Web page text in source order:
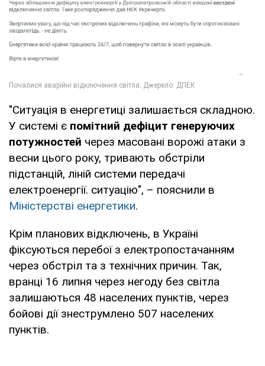
"Ситуація в енергетиці залишається складною.
У системі є помітний дефіцит генеруючих
потужностей через масовані ворожі атаки з
весни цього року, тривають обстріли
підстанцій, ліній системи передачі
електроенергії. ситуацію", – пояснили в
Міністерстві енергетики.
Крім планових відключень, в Україні
фіксуються перебої з електропостачанням
через обстріл та з технічних причин. Так,
вранці 16 липня через негоду без світла
залишаються 48 населених пунктів, через
бойові дії знеструмлено 507 населених
пунктів.